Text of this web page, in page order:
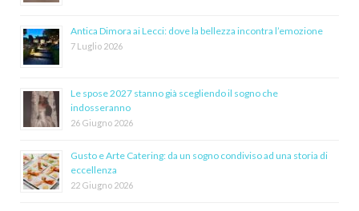
Antica Dimora ai Lecci: dove la bellezza incontra l’emozione
7 Luglio 2026
Le spose 2027 stanno già scegliendo il sogno che
indosseranno
26 Giugno 2026
Gusto e Arte Catering: da un sogno condiviso ad una storia di
eccellenza
22 Giugno 2026